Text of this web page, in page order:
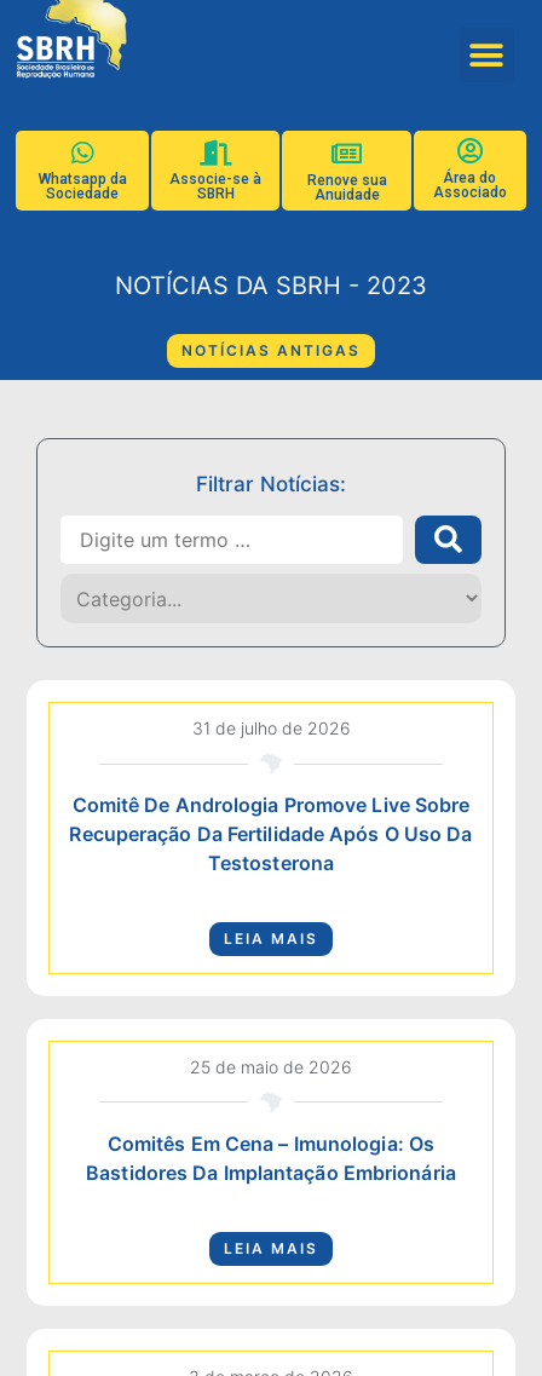
Whatsapp da
Sociedade
Associe-se à
SBRH
Renove sua
Anuidade
Área do
Associado
NOTÍCIAS DA SBRH - 2023
NOTÍCIAS ANTIGAS
Filtrar Notícias:
31 de julho de 2026
Comitê De Andrologia Promove Live Sobre
Recuperação Da Fertilidade Após O Uso Da
Testosterona
LEIA MAIS
25 de maio de 2026
Comitês Em Cena – Imunologia: Os
Bastidores Da Implantação Embrionária
LEIA MAIS